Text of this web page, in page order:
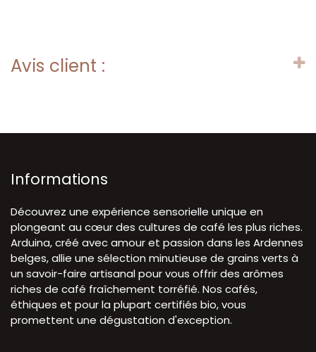
Avis client :
Informations
Découvrez une expérience sensorielle unique en
plongeant au cœur des cultures de café les plus riches.
Arduina, créé avec amour et passion dans les Ardennes
belges, allie une sélection minutieuse de grains verts à
un savoir-faire artisanal pour vous offrir des arômes
riches de café fraîchement torréfié. Nos cafés,
éthiques et pour la plupart certifiés bio, vous
promettent une dégustation d'exception.